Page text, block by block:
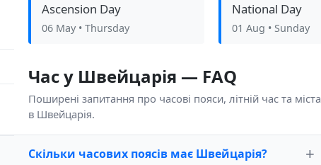
Ascension Day
06 May • Thursday
National Day
01 Aug • Sunday
Час у Швейцарія — FAQ
Поширені запитання про часові пояси, літній час та міста
в Швейцарія.
Скільки часових поясів має Швейцарія?